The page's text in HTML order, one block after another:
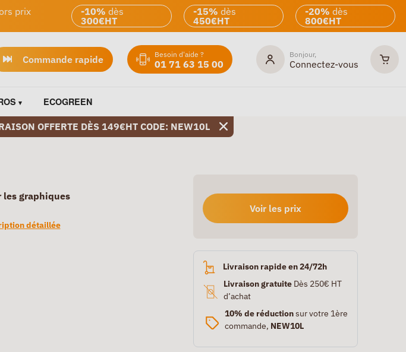
prix
-10% dès
300€HT
-15% dès
450€HT
-20% dès
800€HT
Commande rapide Besoin d'aide ?
01 71 63 15 00
Bonjour,
Connectez-vous
ECOGREEN
OFFERTE DÈS 149€HT CODE: NEW10L
graphiques
détaillée
Voir les prix
Livraison rapide en 24/72h
Livraison gratuiteDès 250€ HT
d’achat
10% de réductionsur votre 1ère
commande, NEW10L